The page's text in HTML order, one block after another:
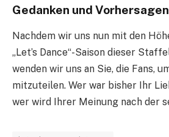
Gedanken und Vorhersagen
Nachdem wir uns nun mit den
„Let’s Dance“-Saison dieser
wenden wir uns an Sie, die Fans,
mitzuteilen. Wer war bisher Ihr
wer wird Ihrer Meinung nach der